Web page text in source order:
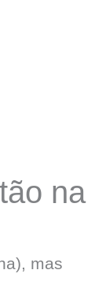
na
mas